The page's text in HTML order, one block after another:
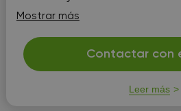
p...
Mostrar más
Contactar con
Leer más